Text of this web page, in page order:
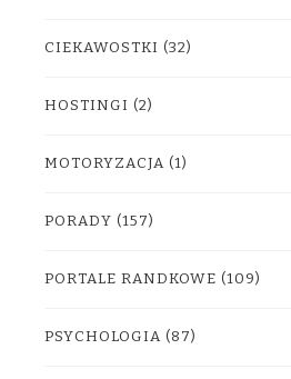
CIEKAWOSTKI (32)
HOSTINGI (2)
MOTORYZACJA (1)
PORADY (157)
PORTALE RANDKOWE (109)
PSYCHOLOGIA (87)